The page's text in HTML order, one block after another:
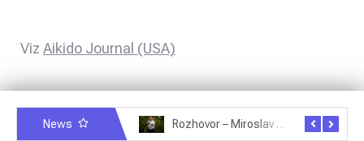
Viz Aikido Journal (USA)
News Rozhovor – Miroslav Šmíd – 22.3.2025